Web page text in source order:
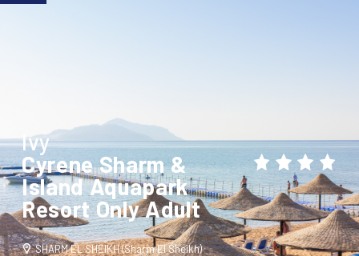
Ivy
Cyrene Sharm &
Island Aquapark
Resort Only Adult
SHARM EL SHEIKH (Sharm El Sheikh)